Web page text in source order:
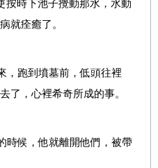
按時下池子攪動那水，水動
就痊癒了。
，跑到墳墓前，低頭往裡
了，心裡希奇所成的事。
時候，他就離開他們，被帶